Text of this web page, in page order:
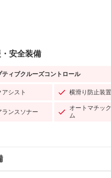
安全装備
ティブクルーズコントロール
アシスト 横滑り防止装置
ランスソナー
オートマチッ
ム